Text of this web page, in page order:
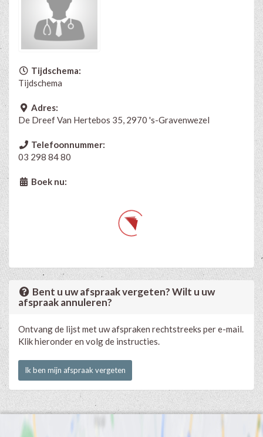
Tijdschema:
Tijdschema
Adres:
De Dreef Van Hertebos 35, 2970 's-Gravenwezel
Telefoonnummer:
03 298 84 80
Boek nu:
Bent u uw afspraak vergeten? Wilt u uw
afspraak annuleren?
Ontvang de lijst met uw afspraken rechtstreeks per e-mail.
Klik hieronder en volg de instructies.
Ik ben mijn afspraak vergeten